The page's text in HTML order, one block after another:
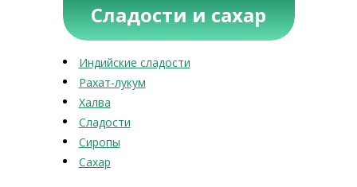
Сладости и сахар
Индийские сладости
Рахат-лукум
Халва
Сладости
Сиропы
Сахар